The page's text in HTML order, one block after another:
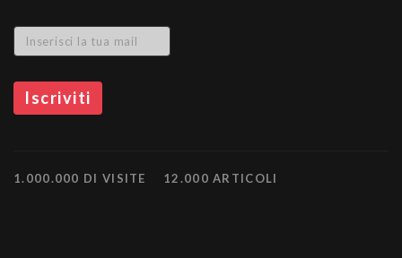
1.000.000 DI VISITE 12.000 ARTICOLI